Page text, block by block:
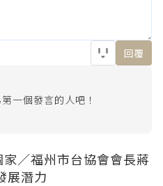
回覆
一個發言的人吧！
／福州市台協會會長蔣
展潛力